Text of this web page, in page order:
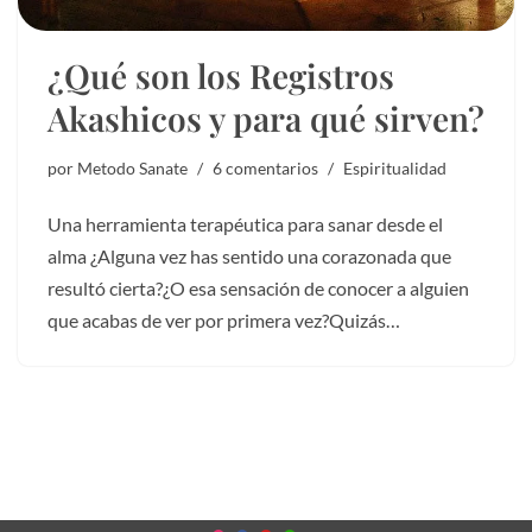
¿Qué son los Registros
Akashicos y para qué sirven?
por Metodo Sanate 6 comentarios Espiritualidad
Una herramienta terapéutica para sanar desde el
alma ¿Alguna vez has sentido una corazonada que
resultó cierta?¿O esa sensación de conocer a alguien
que acabas de ver por primera vez?Quizás…